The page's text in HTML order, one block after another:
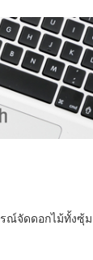
ณ์จัดดอกไม้ทั้งซุ้ม